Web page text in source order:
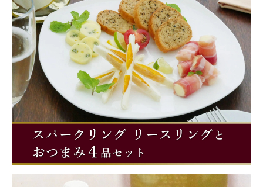
お問い合わせ
ご利用ガイド
直営店